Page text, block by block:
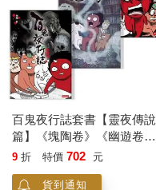
百鬼夜行誌套書【靈夜傳說
篇】《塊陶卷》《幽遊卷》
《怪談卷》(共三冊)
9 折 特價 702 元
貨到通知